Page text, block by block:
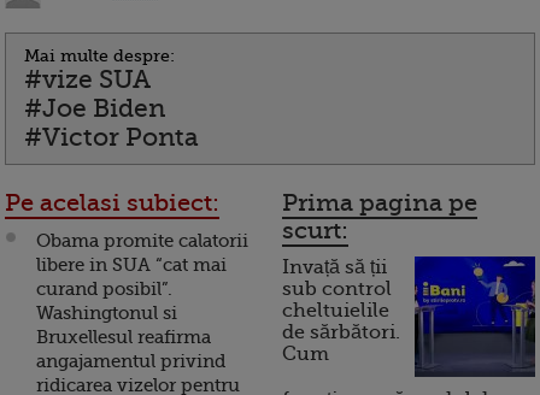
Mai multe despre:
#vize SUA
#Joe Biden
#Victor Ponta
Pe acelasi subiect:
Obama promite calatorii
libere in SUA “cat mai
curand posibil”.
Washingtonul si
Bruxellesul reafirma
angajamentul privind
ridicarea vizelor pentru
Prima pagina pe
scurt:
Invață să ții
sub control
cheltuielile
de sărbători.
Cum